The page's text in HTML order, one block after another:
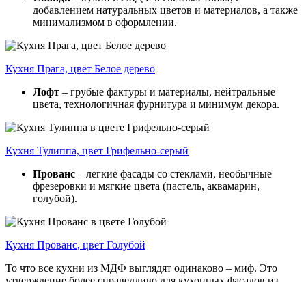
добавлением натуральных цветов и материалов, а также
минимализмом в оформлении.
Кухня Прага, цвет Белое дерево
Лофт – грубые фактуры и материалы, нейтральные
цвета, технологичная фурнитура и минимум декора.
Кухня Тулиппа, цвет Грифельно-серый
Прованс – легкие фасады со стеклами, необычные
фрезеровки и мягкие цвета (пастель, аквамарин,
голубой).
Кухня Прованс, цвет Голубой
То что все кухни из МДФ выглядят одинаково – миф. Это